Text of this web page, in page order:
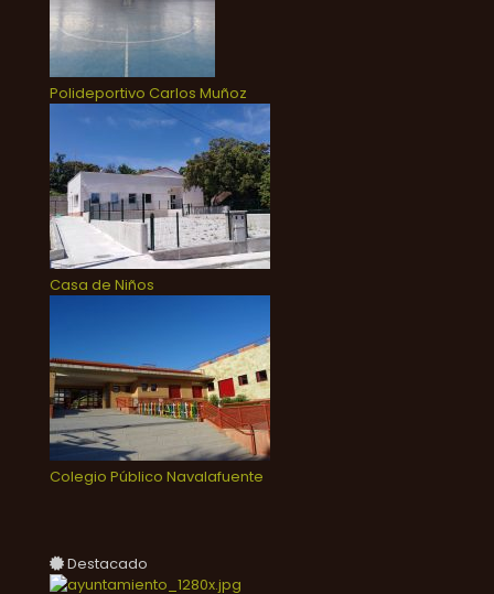
Polideportivo Carlos Muñoz
Casa de Niños
Colegio Público Navalafuente
Destacado